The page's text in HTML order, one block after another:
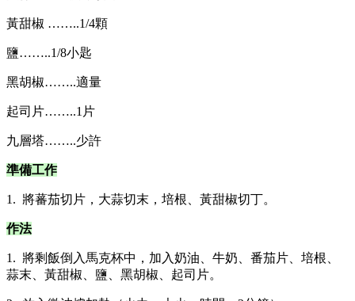
黃甜椒 ……..1/4顆
鹽……..1/8小匙
黑胡椒……..適量
起司片……..1片
九層塔……..少許
準備工作
1. 將蕃茄切片，大蒜切末，培根、黃甜椒切丁。
作法
1. 將剩飯倒入馬克杯中，加入奶油、牛奶、番茄片、培根、
蒜末、黃甜椒、鹽、黑胡椒、起司片。